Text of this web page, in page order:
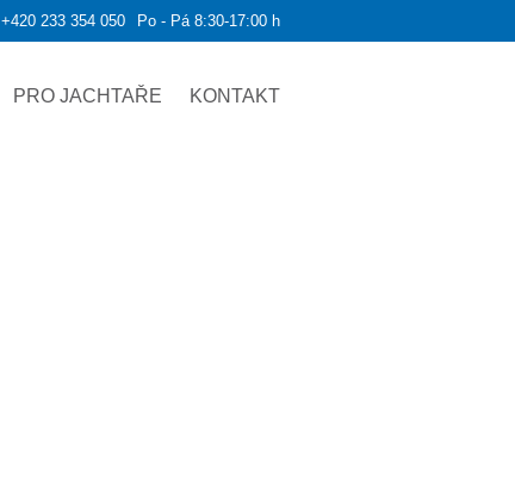
+420 233 354 050 Po - Pá 8:30-17:00 h
PRO JACHTAŘE KONTAKT